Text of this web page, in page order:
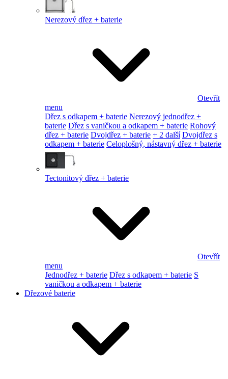
Nerezový dřez + baterie
Otevřít
menu
Dřez s odkapem + baterie Nerezový jednodřez +
baterie Dřez s vaničkou a odkapem + baterie Rohový
dřez + baterie Dvojdřez + baterie + 2 další Dvojdřez s
odkapem + baterie Celoplošný, nástavný dřez + baterie
Tectonitový dřez + baterie
Otevřít
menu
Jednodřez + baterie Dřez s odkapem + baterie S
vaničkou a odkapem + baterie
Dřezové baterie